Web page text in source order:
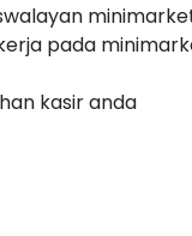
pada
kasir anda